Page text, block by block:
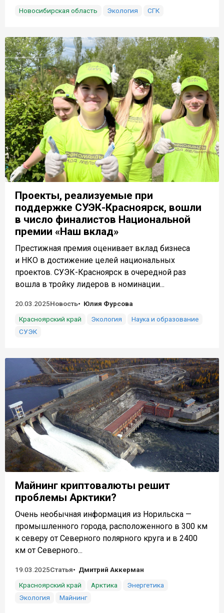
Новосибирская область
Экология СГК
Проекты, реализуемые при
поддержке СУЭК-Красноярск, вошли
в число финалистов Национальной
премии «Наш вклад»
Престижная премия оценивает вклад бизнеса
и НКО в достижение целей национальных
проектов. СУЭК-Красноярск в очередной раз
вошла в тройку лидеров в номинации...
20.03.2025Новость
Юлия Фурсова
Красноярский край
Экология
Наука и образование
СУЭК
Майнинг криптовалюты решит
проблемы Арктики?
Очень необычная информация из Норильска —
промышленного города, расположенного в 300 км
к северу от Северного полярного круга и в 2400
км от Северного...
19.03.2025Статья
Дмитрий Аккерман
Красноярский край
Арктика
Энергетика
Экология
Майнинг